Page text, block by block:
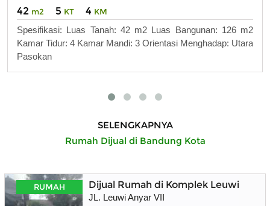
42 m2 5 KT 4 KM
Spesifikasi: Luas Tanah: 42 m2 Luas Bangunan: 126 m2
Kamar Tidur: 4 Kamar Mandi: 3 Orientasi Menghadap: Utara
Pasokan
SELENGKAPNYA
Rumah Dijual di Bandung Kota
RUMAH Dijual Rumah di Komplek Leuwi
JL. Leuwi Anyar VII